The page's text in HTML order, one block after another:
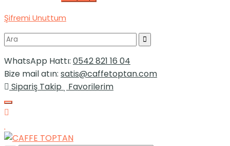
Şifremi Unuttum
WhatsApp Hattı: 0542 821 16 04
Bize mail atın: satis@caffetoptan.com
Sipariş Takip
Favorilerim